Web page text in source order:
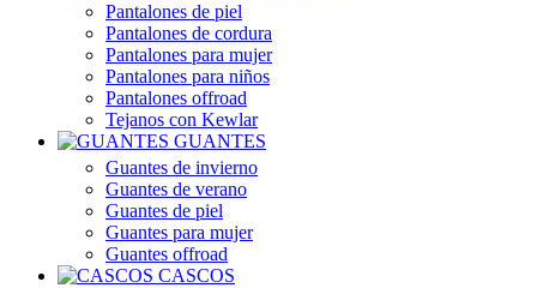
Pantalones de piel
Pantalones de cordura
Pantalones para mujer
Pantalones para niños
Pantalones offroad
Tejanos con Kewlar
GUANTES
Guantes de invierno
Guantes de verano
Guantes de piel
Guantes para mujer
Guantes offroad
CASCOS